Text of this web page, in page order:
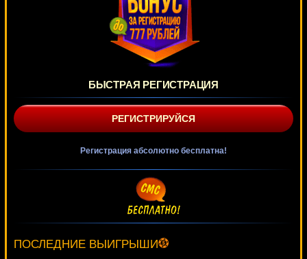
БЫСТРАЯ РЕГИСТРАЦИЯ
РЕГИСТРИРУЙСЯ
Регистрация абсолютно бесплатна!
ПОСЛЕДНИЕ ВЫИГРЫШИ
blogolet***